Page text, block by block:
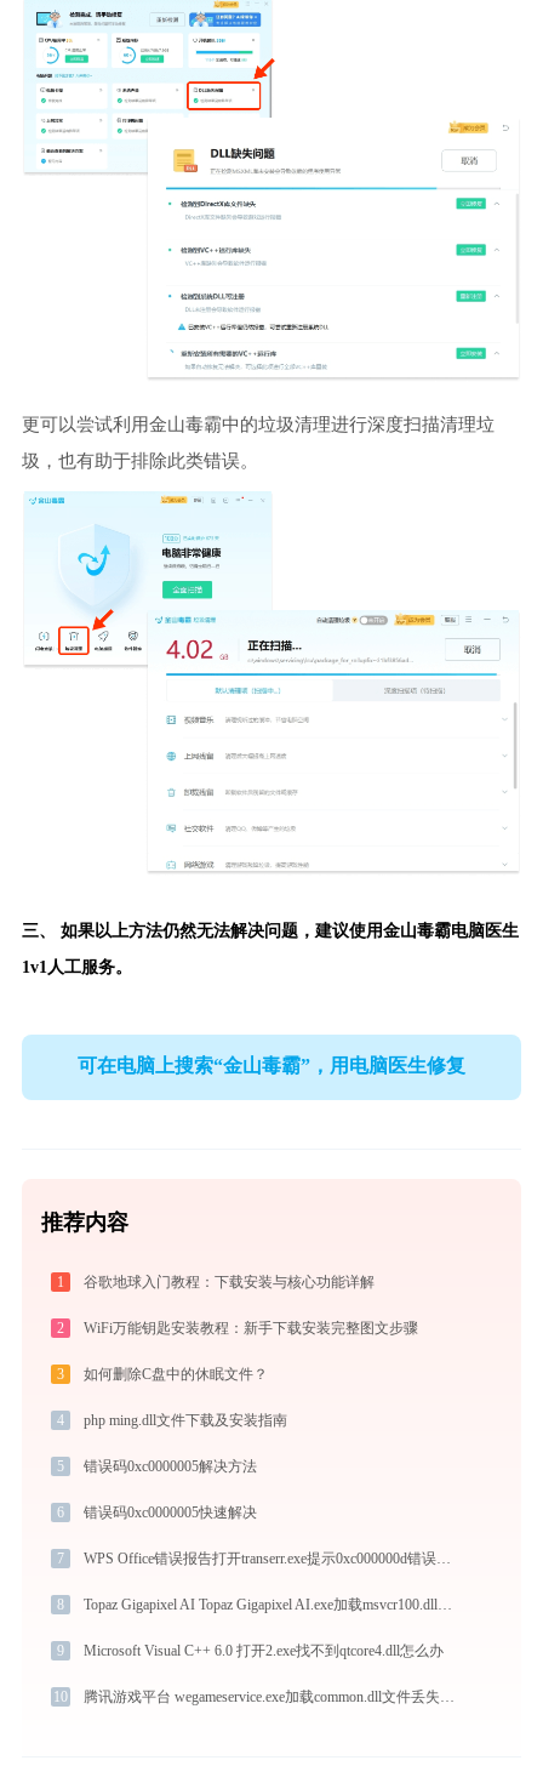
更可以尝试利用金山毒霸中的垃圾清理进行深度扫描清理垃
圾，也有助于排除此类错误。
三、 如果以上方法仍然无法解决问题，建议使用金山毒霸电脑医生
1v1人工服务。
可在电脑上搜索“金山毒霸”，用电脑医生修复
推荐内容
1 谷歌地球入门教程：下载安装与核心功能详解
2 WiFi万能钥匙安装教程：新手下载安装完整图文步骤
3 如何删除C盘中的休眠文件？
4 php ming.dll文件下载及安装指南
5 错误码0xc0000005解决方法
6 错误码0xc0000005快速解决
7 WPS Office错误报告打开transerr.exe提示0xc000000d错误码怎么办
8 Topaz Gigapixel AI Topaz Gigapixel AI.exe加载msvcr100.dll文件丢失处理办法
9 Microsoft Visual C++ 6.0 打开2.exe找不到qtcore4.dll怎么办
10